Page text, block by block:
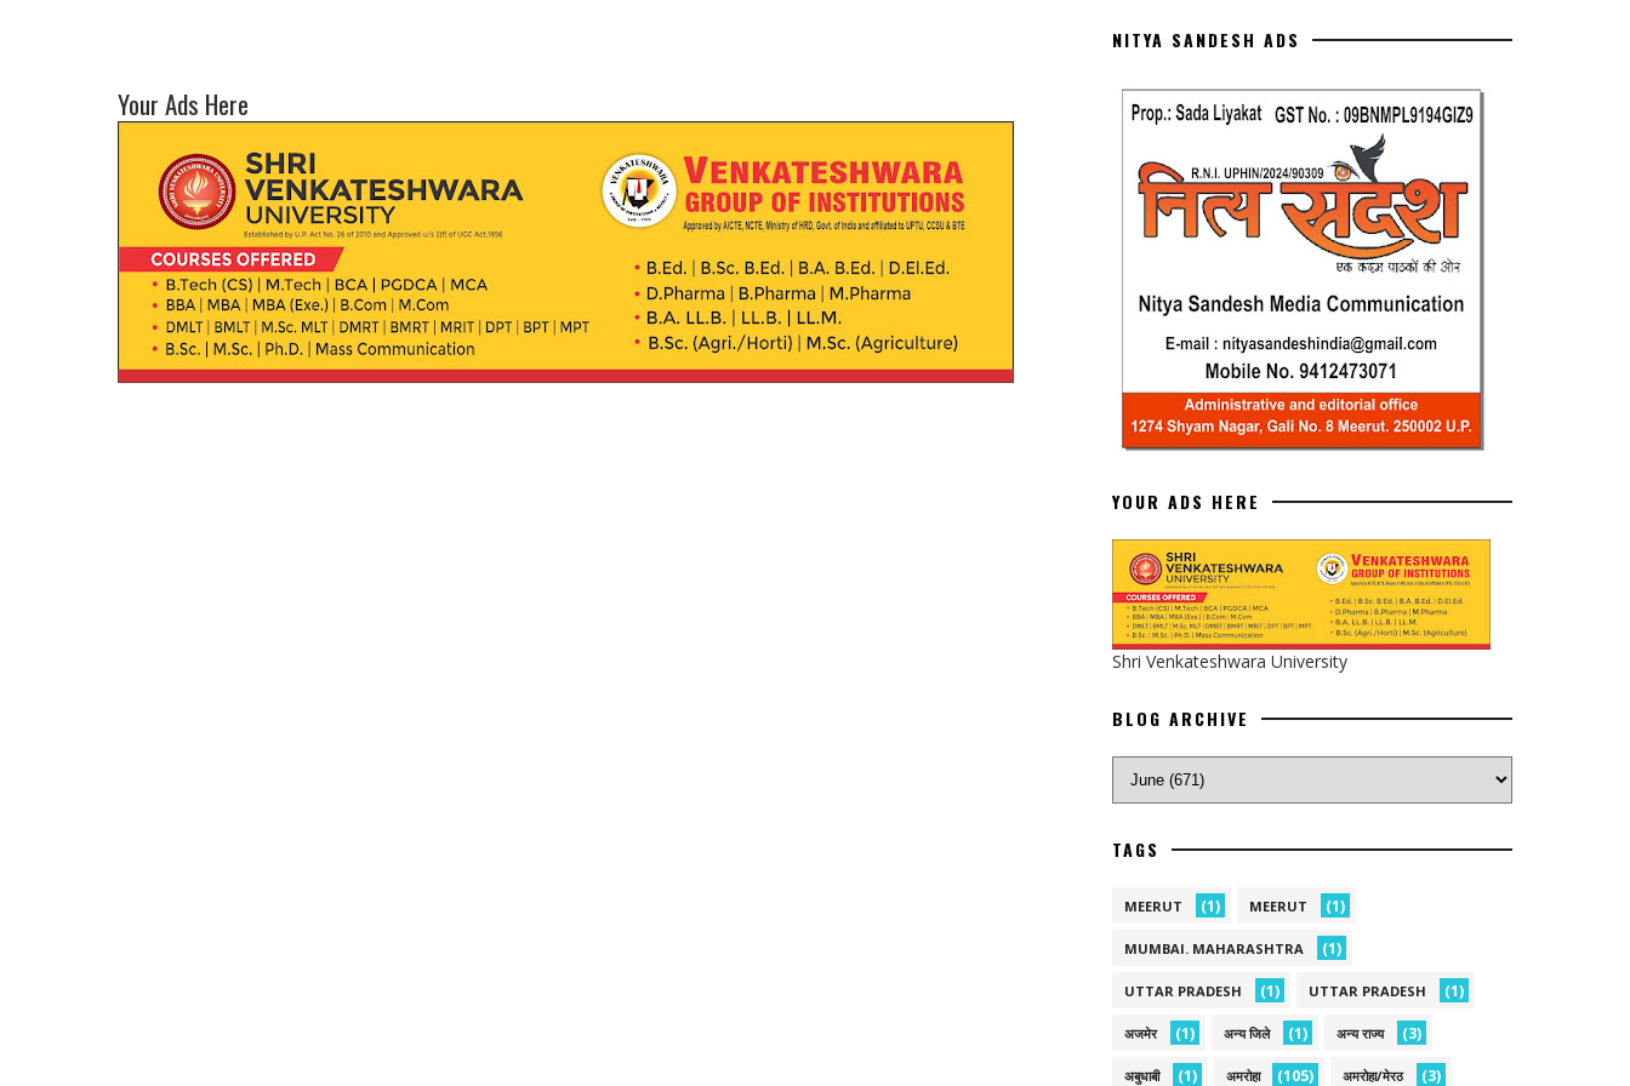
Your Ads Here
NITYA SANDESH ADS
YOUR ADS HERE
Shri Venkateshwara University
BLOG ARCHIVE
TAGS
MEERUT (1) MEERUT (1)
MUMBAI. MAHARASHTRA (1)
UTTAR PRADESH (1) UTTAR PRADESH (1)
अजमेर (1) अन्य जिले (1) अन्य राज्य (3)
अबुधाबी (1) अमरोहा (105) अमरोहा/मेरठ (3)